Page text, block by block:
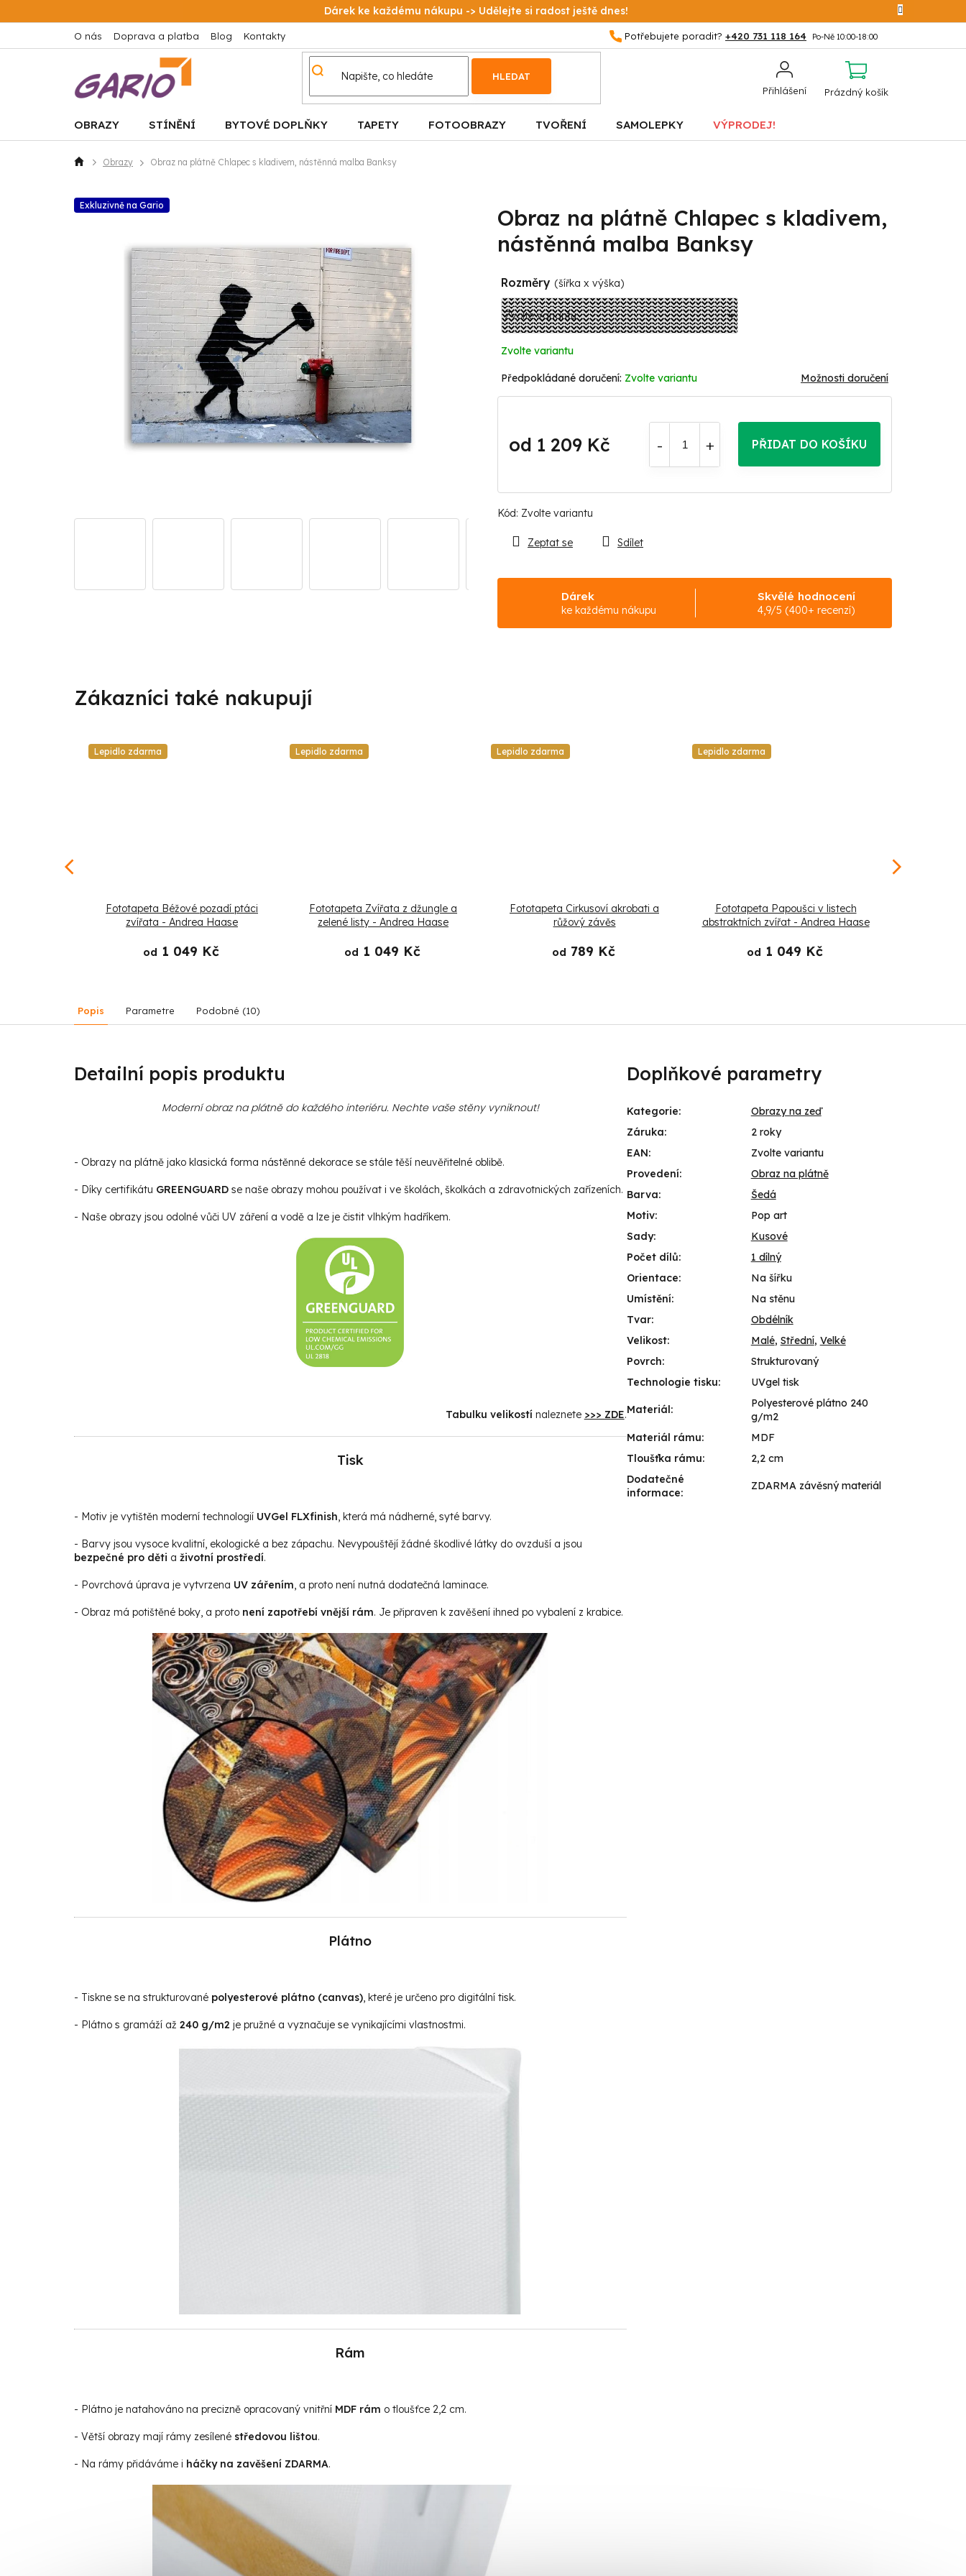
na
Dárek ke každému nákupu -> Udělejte si radost ještě dnes!
+420 731 118 164
O nás Doprava a platba Blog Kontakty
Přihlášení
HLEDAT
NÁKUPNÍ
Prázdný košík
OBRAZY STÍNĚNÍ BYTOVÉ DOPLŇKY TAPETY FOTOOBRAZY TVOŘENÍ SAMOLEPKY VÝPRODEJ!
Domů Obrazy Obraz na plátně Chlapec s kladivem, nástěnná malba Banksy
Exkluzivně na Gario
Obraz na plátně Chlapec s kladivem,
nástěnná malba Banksy
Kód: Zvolte variantu
Rozměry (šířka x výška)
Zvolte variantu
Zvolte variantu Možnosti doručení
od 1 209 Kč PŘIDAT DO KOŠÍKU
Dárek
ke každému nákupu
Skvělé hodnocení
4,9/5 (400+ recenzí)
Zeptat se Sdílet
Lepidlo zdarma
Fototapeta Béžové pozadí ptáci
zvířata - Andrea Haase
od 1 049 Kč
Lepidlo zdarma
Fototapeta Zvířata z džungle a
zelené listy - Andrea Haase
od 1 049 Kč
Lepidlo zdarma
Fototapeta Cirkusoví akrobati a
růžový závěs
od 789 Kč
Lepidlo zdarma
Fototapeta Papoušci v listech
abstraktních zvířat - Andrea Haase
od 1 049 Kč
Popis Parametre Podobné (10)
Detailní popis produktu
Moderní obraz na plátně do každého interiéru. Nechte vaše stěny vyniknout!
- Obrazy na plátně jako klasická forma nástěnné dekorace se stále těší neuvěřitelné oblibě.
- Díky certifikátu GREENGUARD se naše obrazy mohou používat i ve školách, školkách a zdravotnických zařízeních.
- Naše obrazy jsou odolné vůči UV záření a vodě a lze je čistit vlhkým hadříkem.
Tabulku velikostínaleznete >>> ZDE.
Tisk
- Motiv je vytištěn moderní technologií UVGel FLXfinish, která má nádherné, syté barvy.
- Barvy jsou vysoce kvalitní, ekologické a bez zápachu. Nevypouštějí žádné škodlivé látky do ovzduší a jsou
bezpečné pro děti a životní prostředí.
- Povrchová úprava je vytvrzena UV zářením, a proto není nutná dodatečná laminace.
- Obraz má potištěné boky, a proto není zapotřebí vnější rám. Je připraven k zavěšení ihned po vybalení z krabice.
Plátno
- Tiskne se na strukturované polyesterové plátno (canvas), které je určeno pro digitální tisk.
- Plátno s gramáží až 240 g/m2 je pružné a vyznačuje se vynikajícími vlastnostmi.
Rám
- Plátno je natahováno na precizně opracovaný vnitřní MDF rám o tloušťce 2,2 cm.
- Větší obrazy mají rámy zesílené středovou lištou.
- Na rámy přidáváme i háčky na zavěšení ZDARMA.
Doplňkové parametry
Kategorie:
Obrazy na zeď
Záruka:
2 roky
EAN:
Zvolte variantu
Provedení:
Obraz na plátně
Barva:
Šedá
Motiv:
Pop art
Sady:
Kusové
Počet dílů:
1 dílný
Orientace:
Na šířku
Umístění:
Na stěnu
Tvar:
Obdélník
Velikost: Malé, Střední, Velké
Povrch:
Strukturovaný
Technologie tisku: UVgel tisk
Materiál:
Polyesterové plátno 240
g/m2
Materiál rámu:
MDF
Tloušťka rámu:
2,2 cm
Dodatečné
informace:
ZDARMA závěsný materiál